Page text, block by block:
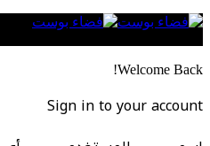
Welcome Back!
Sign in to your account